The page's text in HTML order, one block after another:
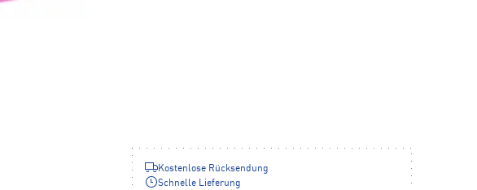
Kostenlose Rücksendung
Schnelle Lieferung